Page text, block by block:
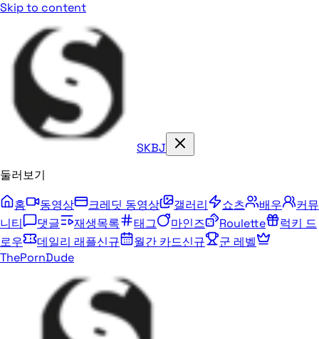
Skip to content
SKBJ
둘러보기
홈
동영상 크레딧 동영상 갤러리 쇼츠 배우
커뮤
니티
댓글 재생목록 태그 마인즈 Roulette
럭키 드
로우
데일리 래플신규 월간 카드신규
군 레벨
ThePornDude